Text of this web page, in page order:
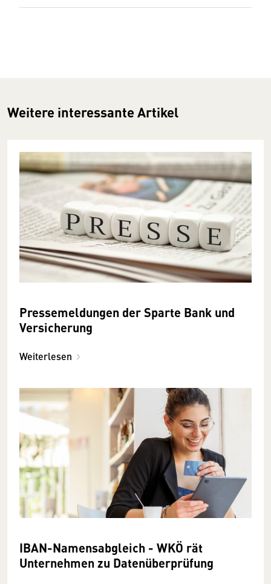
Weitere interessante Artikel
Pressemeldungen der Sparte Bank und
Versicherung
Weiterlesen
IBAN-Namensabgleich - WKÖ rät
Unternehmen zu Datenüberprüfung